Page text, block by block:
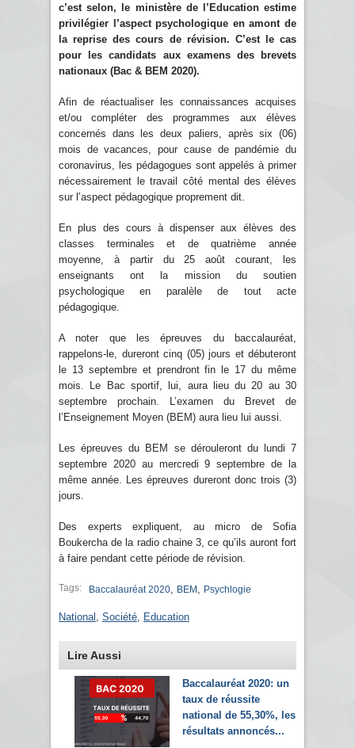
c’est selon, le ministère de l’Education estime
privilégier l’aspect psychologique en amont de
la reprise des cours de révision. C’est le cas
pour les candidats aux examens des brevets
nationaux (Bac & BEM 2020).
Afin de réactualiser les connaissances acquises
et/ou compléter des programmes aux élèves
concernés dans les deux paliers, après six (06)
mois de vacances, pour cause de pandémie du
coronavirus, les pédagogues sont appelés à primer
nécessairement le travail côté mental des élèves
sur l’aspect pédagogique proprement dit.
En plus des cours à dispenser aux élèves des
classes terminales et de quatrième année
moyenne, à partir du 25 août courant, les
enseignants ont la mission du soutien
psychologique en paralèle de tout acte
pédagogique.
A noter que les épreuves du baccalauréat,
rappelons-le, dureront cinq (05) jours et débuteront
le 13 septembre et prendront fin le 17 du même
mois. Le Bac sportif, lui, aura lieu du 20 au 30
septembre prochain. L’examen du Brevet de
l’Enseignement Moyen (BEM) aura lieu lui aussi.
Les épreuves du BEM se dérouleront du lundi 7
septembre 2020 au mercredi 9 septembre de la
même année. Les épreuves dureront donc trois (3)
jours.
Des experts expliquent, au micro de Sofia
Boukercha de la radio chaine 3, ce qu’ils auront fort
à faire pendant cette période de révision.
Tags: Baccalauréat 2020 BEM Psychlogie
National Société Education
Lire Aussi
Baccalauréat 2020: un
taux de réussite
national de 55,30%, les
résultats annoncés...